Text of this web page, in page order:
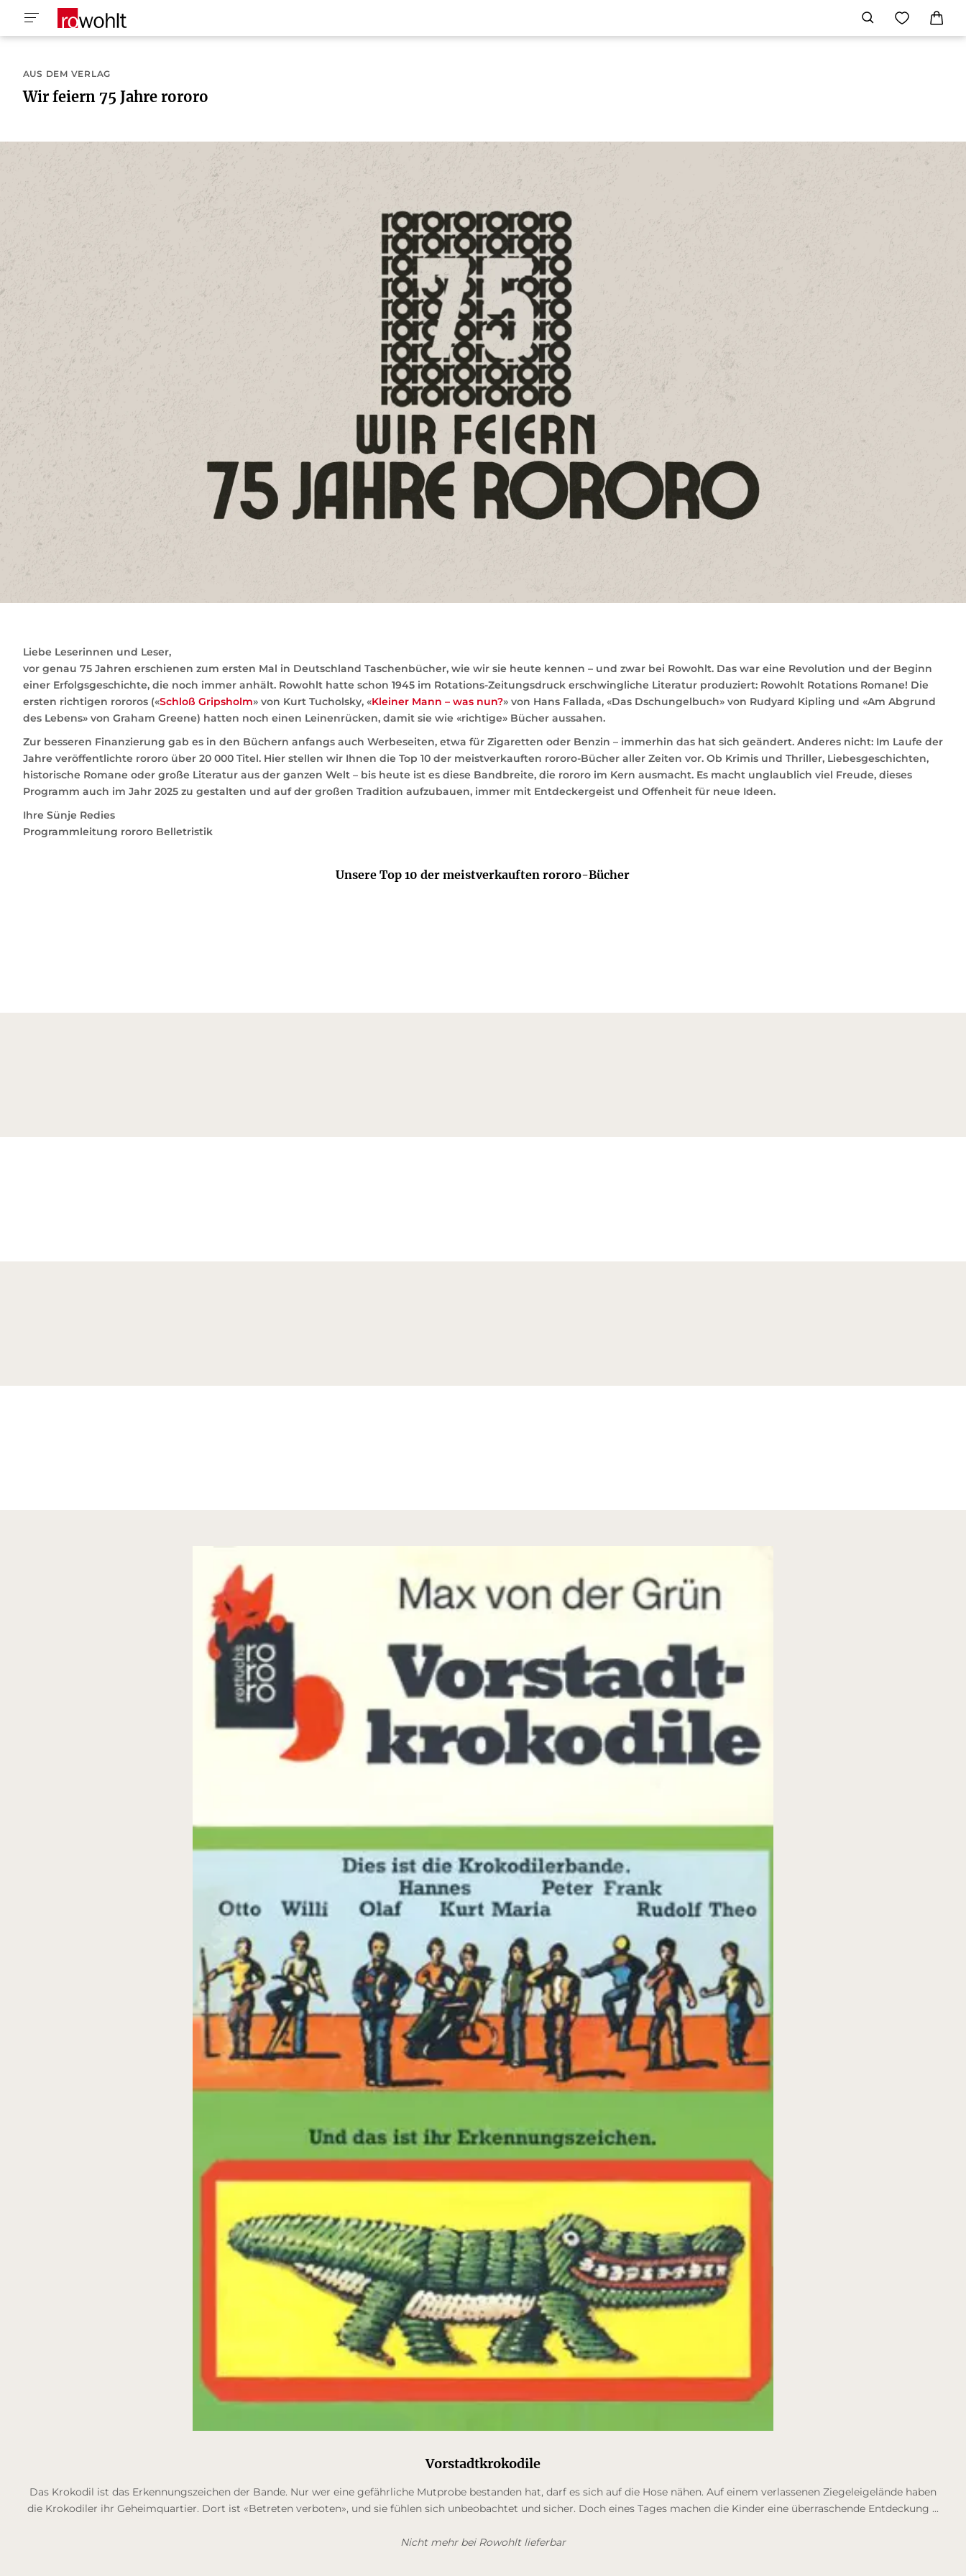
AUS DEM VERLAG
Wir feiern 75 Jahre rororo
Liebe Leserinnen und Leser,
vor genau 75 Jahren erschienen zum ersten Mal in Deutschland Taschenbücher, wie wir sie heute kennen – und zwar bei Rowohlt. Das war eine Revolution und der Beginn
einer Erfolgsgeschichte, die noch immer anhält. Rowohlt hatte schon 1945 im Rotations-Zeitungsdruck erschwingliche Literatur produziert: Rowohlt Rotations Romane! Die
ersten richtigen rororos («Schloß Gripsholm» von Kurt Tucholsky, «Kleiner Mann – was nun?» von Hans Fallada, «Das Dschungelbuch» von Rudyard Kipling und «Am Abgrund
des Lebens» von Graham Greene) hatten noch einen Leinenrücken, damit sie wie «richtige» Bücher aussahen.
Zur besseren Finanzierung gab es in den Büchern anfangs auch Werbeseiten, etwa für Zigaretten oder Benzin – immerhin das hat sich geändert. Anderes nicht: Im Laufe der
Jahre veröffentlichte rororo über 20 000 Titel. Hier stellen wir Ihnen die Top 10 der meistverkauften rororo-Bücher aller Zeiten vor. Ob Krimis und Thriller, Liebesgeschichten,
historische Romane oder große Literatur aus der ganzen Welt – bis heute ist es diese Bandbreite, die rororo im Kern ausmacht. Es macht unglaublich viel Freude, dieses
Programm auch im Jahr 2025 zu gestalten und auf der großen Tradition aufzubauen, immer mit Entdeckergeist und Offenheit für neue Ideen.
Ihre Sünje Redies
Programmleitung rororo Belletristik
Unsere Top 10 der meistverkauften rororo-Bücher
Vorstadtkrokodile
Das Krokodil ist das Erkennungszeichen der Bande. Nur wer eine gefährliche Mutprobe bestanden hat, darf es sich auf die Hose nähen. Auf einem verlassenen Ziegeleigelände haben
die Krokodiler ihr Geheimquartier. Dort ist «Betreten verboten», und sie fühlen sich unbeobachtet und sicher. Doch eines Tages machen die Kinder eine überraschende Entdeckung ...
Nicht mehr bei Rowohlt lieferbar